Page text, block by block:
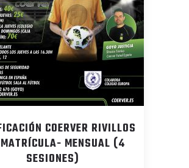
COERVER RIVILLOS
MENSUAL (4
SESIONES)